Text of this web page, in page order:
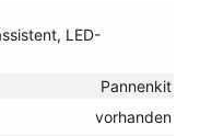
LED-
Pannenkit
vorhanden